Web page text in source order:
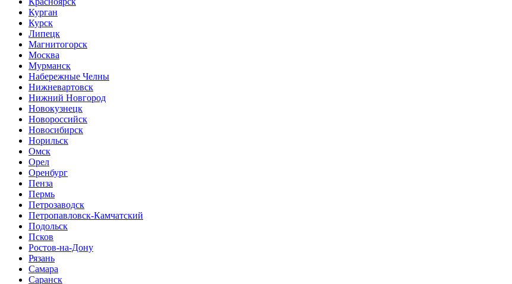
Курган
Курск
Липецк
Магнитогорск
Москва
Мурманск
Набережные Челны
Нижневартовск
Нижний Новгород
Новокузнецк
Новороссийск
Новосибирск
Норильск
Омск
Орел
Оренбург
Пенза
Пермь
Петрозаводск
Петропавловск-Камчатский
Подольск
Псков
Ростов-на-Дону
Рязань
Самара
Саранск